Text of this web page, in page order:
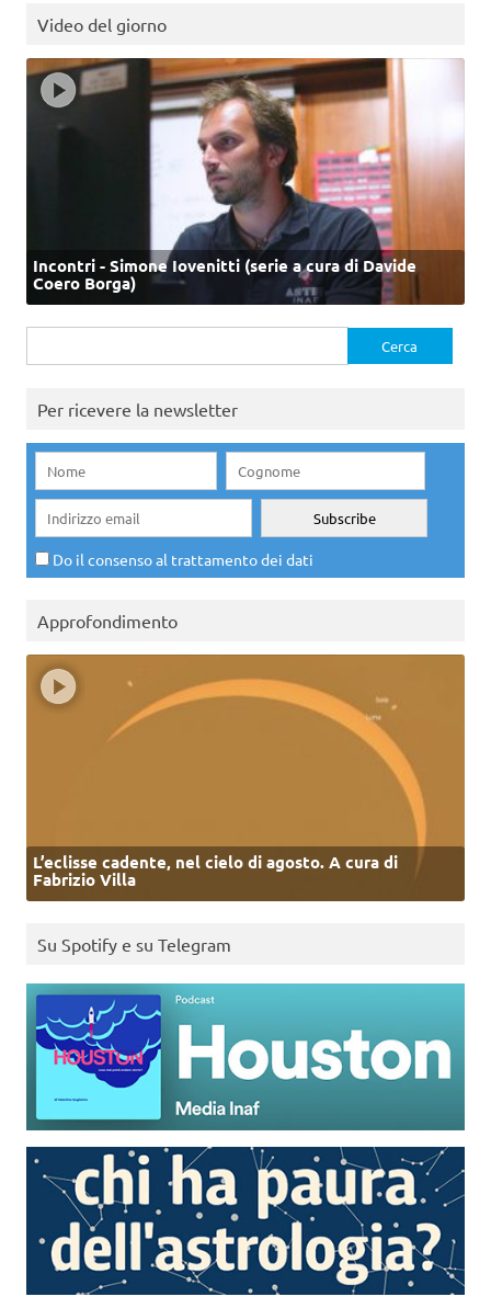
Video del giorno
Incontri - Simone Iovenitti (serie a cura di Davide
Coero Borga)
per:
Per ricevere la newsletter
Do il consenso al trattamento dei dati
Approfondimento
L’eclisse cadente, nel cielo di agosto. A cura di
Fabrizio Villa
Su Spotify e su Telegram